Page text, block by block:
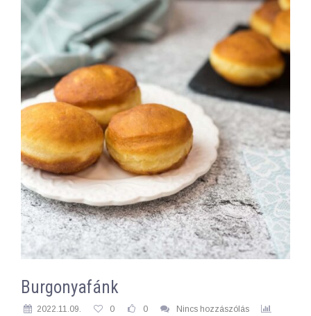
Burgonyafánk
2022.11.09. 0 0
Nincs hozzászólás